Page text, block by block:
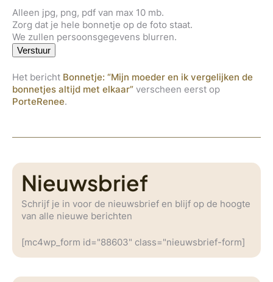
Alleen jpg, png, pdf van max 10 mb.
Zorg dat je hele bonnetje op de foto staat.
We zullen persoonsgegevens blurren.
Verstuur
Het bericht Bonnetje: “Mijn moeder en ik vergelijken de
bonnetjes altijd met elkaar” verscheen eerst op
PorteRenee.
Nieuwsbrief
Schrijf je in voor de nieuwsbrief en blijf op de hoogte
van alle nieuwe berichten
[mc4wp_form id="88603" class="nieuwsbrief-form]